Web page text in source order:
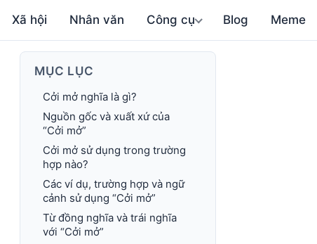
Xã hội Nhân văn Công cụ Blog Meme
MỤC LỤC
Cởi mở nghĩa là gì?
Nguồn gốc và xuất xứ của
“Cởi mở”
Cởi mở sử dụng trong trường
hợp nào?
Các ví dụ, trường hợp và ngữ
cảnh sử dụng “Cởi mở”
Từ đồng nghĩa và trái nghĩa
với “Cởi mở”